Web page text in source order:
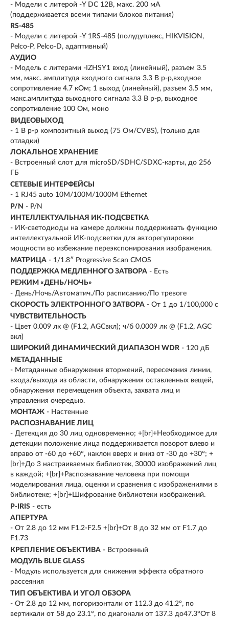
- Модели с литерой -Y DC 12В, макс. 200 мA
(поддерживается всеми типами блоков питания)
RS-485
- Модели с литерой -Y 1RS-485 (полудуплекс, HIKVISION,
Pelco-P, Pelco-D, адаптивный)
АУДИО
- Модель с литерами -IZHSY1 вход (линейный), разъем 3.5
мм, макс. амплитуда входного сигнала 3.3 В p-p,входное
сопротивление 4.7 кОм; 1 выход (линейный), разъем 3.5 мм,
макс.амплитуда выходного сигнала 3.3 В p-p, выходное
сопротивление 100 Ом, моно
ВИДЕОВЫХОД
- 1 В p-p композитный выход (75 Ом/CVBS), (только для
отладки)
ЛОКАЛЬНОЕ ХРАНЕНИЕ
- Встроенный слот для microSD/SDHC/SDXC-карты, до 256
ГБ
СЕТЕВЫЕ ИНТЕРФЕЙСЫ
- 1 RJ45 auto 10M/100M/1000M Ethernet
P/N - P/N
ИНТЕЛЛЕКТУАЛЬНАЯ ИК-ПОДСВЕТКА
- ИК-светодиоды на камере должны поддерживать функцию
интеллектуальной ИК-подсветки для авторегулировки
мощности во избежание переэкспонирования изображения.
МАТРИЦА - 1/1.8″ Progressive Scan CMOS
ПОДДЕРЖКА МЕДЛЕННОГО ЗАТВОРА - Есть
РЕЖИМ «ДЕНЬ/НОЧЬ»
- День/Ночь/Автоматич./По расписанию/По тревоге
СКОРОСТЬ ЭЛЕКТРОННОГО ЗАТВОРА - От 1 до 1/100,000 с
ЧУВСТВИТЕЛЬНОСТЬ
- Цвет 0.009 лк @ (F1.2, AGCвкл); ч/б 0.0009 лк @ (F1.2, AGC
вкл)
ШИРОКИЙ ДИНАМИЧЕСКИЙ ДИАПАЗОН WDR - 120 дБ
МЕТАДАННЫЕ
- Метаданные обнаружения вторжений, пересечения линии,
входа/выхода из области, обнаружения оставленных вещей,
обнаружения перемещения объекта, захвата лиц и
управления очередью.
МОНТАЖ - Настенные
РАСПОЗНАВАНИЕ ЛИЦ
- Детекция до 30 лиц одновременно; +[br]+Необходимое для
детекции положение лица поддерживается поворот влево и
вправо от -60 до +60°, наклон вверх и вниз от -30 до +30°; +
[br]+До 3 настраиваемых библиотек, 30000 изображений лиц
в каждой; +[br]+Распознавание человека при помощи
моделирования лица, оценки и сравнения с изображениями в
библиотеке; +[br]+Шифрование библиотеки изображений.
P-IRIS - есть
АПЕРТУРА
- От 2.8 до 12 мм F1.2-F2.5 +[br]+От 8 до 32 мм от F1.7 до
F1.73
КРЕПЛЕНИЕ ОБЪЕКТИВА - Встроенный
МОДУЛЬ BLUE GLASS
- Модуль используется для снижения эффекта обратного
рассеяния
ТИП ОБЪЕКТИВА И УГОЛ ОБЗОРА
- От 2.8 до 12 мм, погоризонтали от 112.3 до 41.2°, по
вертикали от 58 до 23.1°, по диагонали от 137.3 до47.3°От 8